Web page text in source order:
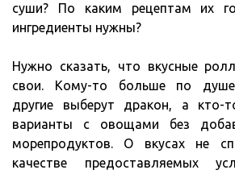
суши? По каким рецептам их
ингредиенты нужны?
Нужно сказать, что вкусные
свои. Кому-то больше по
другие выберут дракон, а кто-
варианты с овощами без
морепродуктов. О вкусах не
качестве предоставляемых